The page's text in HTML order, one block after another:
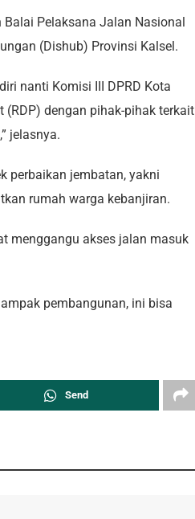
Pelaksana Jalan Nasional
(Dishub) Provinsi Kalsel.
nanti Komisi III DPRD Kota
dengan pihak-pihak terkait
jelasnya.
perbaikan jembatan, yakni
rumah warga kebanjiran.
menggangu akses jalan masuk
pembangunan, ini bisa
Send